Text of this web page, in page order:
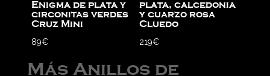
Enigma de plata y
circonitas verdes
Cruz Mini
89€
plata, calcedonia
y cuarzo rosa
Cluedo
219€
Más Anillos de